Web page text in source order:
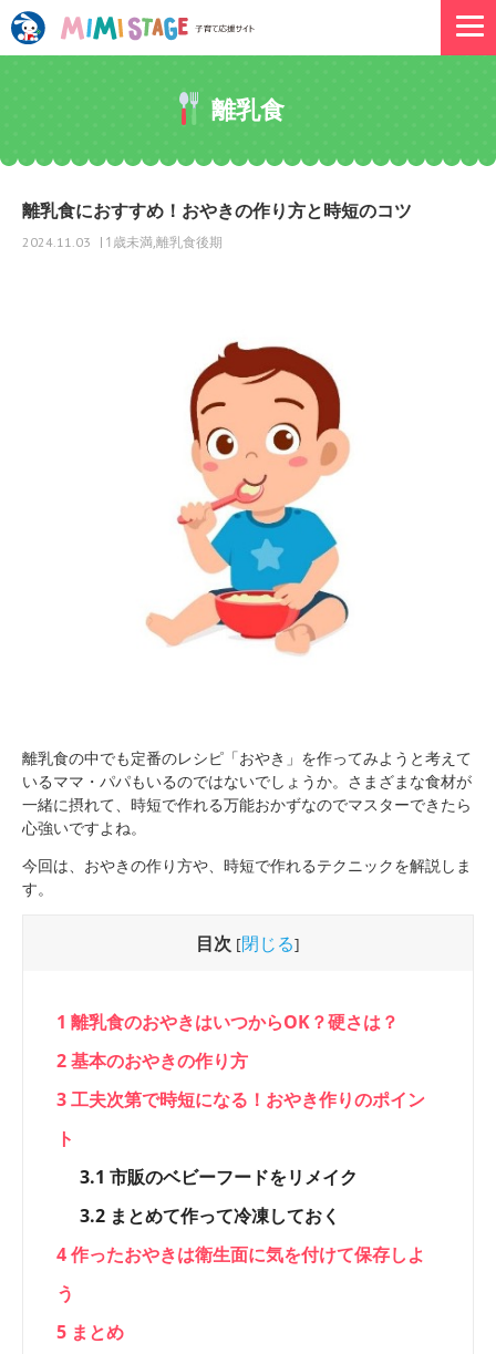
離乳食
離乳食におすすめ！おやきの作り方と時短のコツ
2024.11.03 1歳未満 離乳食後期
離乳食の中でも定番のレシピ「おやき」を作ってみようと考えて
いるママ・パパもいるのではないでしょうか。さまざまな食材が
一緒に摂れて、時短で作れる万能おかずなのでマスターできたら
心強いですよね。
今回は、おやきの作り方や、時短で作れるテクニックを解説しま
す。
目次 [閉じる]
1 離乳食のおやきはいつからOK？硬さは？
2基本のおやきの作り方
3工夫次第で時短になる！おやき作りのポイン
ト
3.1 市販のベビーフードをリメイク
3.2 まとめて作って冷凍しておく
4作ったおやきは衛生面に気を付けて保存しよ
う
5 まとめ